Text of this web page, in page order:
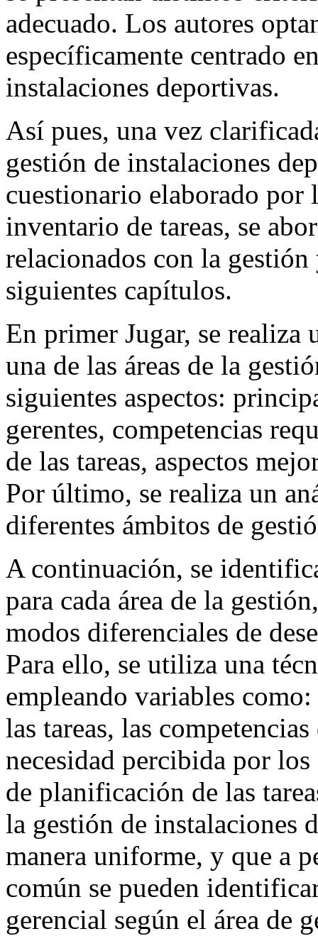
adecuado. Los autores
específicamente centrado
instalaciones deportivas.
Así pues, una vez
gestión de instalaciones
cuestionario elaborado por
inventario de tareas, se
relacionados con la
siguientes capítulos.
En primer Jugar, se realiza
una de las áreas de la
siguientes aspectos:
gerentes, competencias
de las tareas, aspectos
Por último, se realiza un
diferentes ámbitos de
A continuación, se
para cada área de la
modos diferenciales de
Para ello, se utiliza una
empleando variables
las tareas, las
necesidad percibida por
de planificación de las
la gestión de instalaciones
manera uniforme, y que a
común se pueden
gerencial según el área de